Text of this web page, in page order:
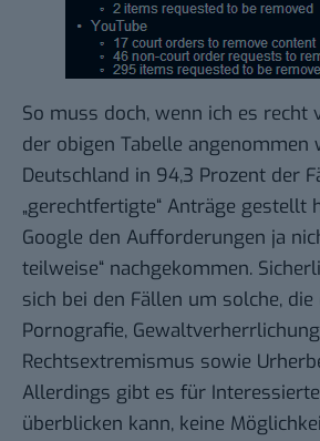
So muss doch, wenn ich es recht
der obigen Tabelle angenommen
Deutschland in 94,3 Prozent der
„gerechtfertigte“ Anträge gestellt
Google den Aufforderungen ja
teilweise“ nachgekommen.
sich bei den Fällen um solche, die
Pornografie,
Rechtsextremismus sowie
Allerdings gibt es für
überblicken kann, keine